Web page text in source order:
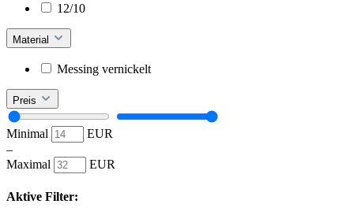
12/10
Material
Messing vernickelt
Preis
Minimal
EUR
–
Maximal
EUR
Aktive Filter: